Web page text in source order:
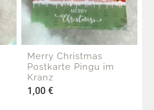
Merry Christmas
Postkarte Pingu im
Kranz
1,00 €